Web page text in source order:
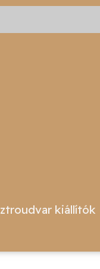
kiállítók